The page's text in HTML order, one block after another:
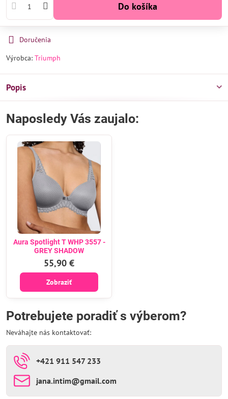
Do košíka
Doručenia
Výrobca: Triumph
Popis
Naposledy Vás zaujalo:
Aura Spotlight T WHP 3557 -
GREY SHADOW
55,90 €
Zobraziť
Potrebujete poradiť s výberom?
Neváhajte nás kontaktovať:
+421 911 547 233
jana​.intim​@gmail​.com